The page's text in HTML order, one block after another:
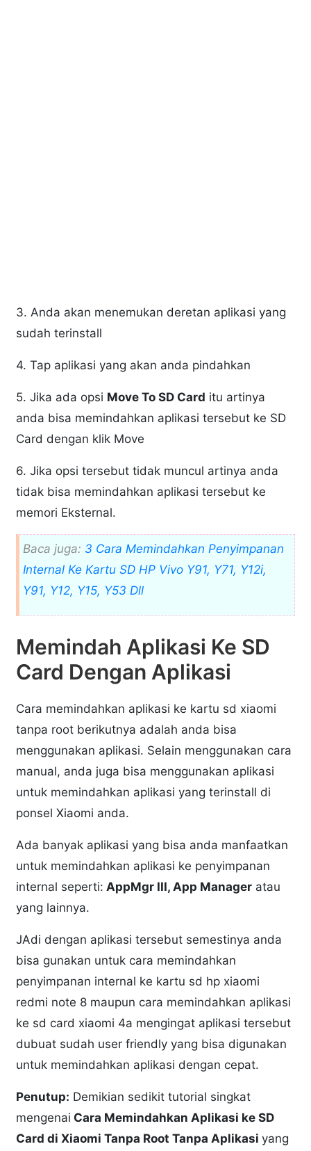
3. Anda akan menemukan deretan aplikasi yang
sudah terinstall
4. Tap aplikasi yang akan anda pindahkan
5. Jika ada opsi Move To SD Card itu artinya
anda bisa memindahkan aplikasi tersebut ke SD
Card dengan klik Move
6. Jika opsi tersebut tidak muncul artinya anda
tidak bisa memindahkan aplikasi tersebut ke
memori Eksternal.
Baca juga: 3 Cara Memindahkan Penyimpanan
Internal Ke Kartu SD HP Vivo Y91, Y71, Y12i,
Y91, Y12, Y15, Y53 Dll
Memindah Aplikasi Ke SD
Card Dengan Aplikasi
Cara memindahkan aplikasi ke kartu sd xiaomi
tanpa root berikutnya adalah anda bisa
menggunakan aplikasi. Selain menggunakan cara
manual, anda juga bisa menggunakan aplikasi
untuk memindahkan aplikasi yang terinstall di
ponsel Xiaomi anda.
Ada banyak aplikasi yang bisa anda manfaatkan
untuk memindahkan aplikasi ke penyimpanan
internal seperti: AppMgr III, App Manager atau
yang lainnya.
JAdi dengan aplikasi tersebut semestinya anda
bisa gunakan untuk cara memindahkan
penyimpanan internal ke kartu sd hp xiaomi
redmi note 8 maupun cara memindahkan aplikasi
ke sd card xiaomi 4a mengingat aplikasi tersebut
dubuat sudah user friendly yang bisa digunakan
untuk memindahkan aplikasi dengan cepat.
Penutup: Demikian sedikit tutorial singkat
mengenai Cara Memindahkan Aplikasi ke SD
Card di Xiaomi Tanpa Root Tanpa Aplikasiyang